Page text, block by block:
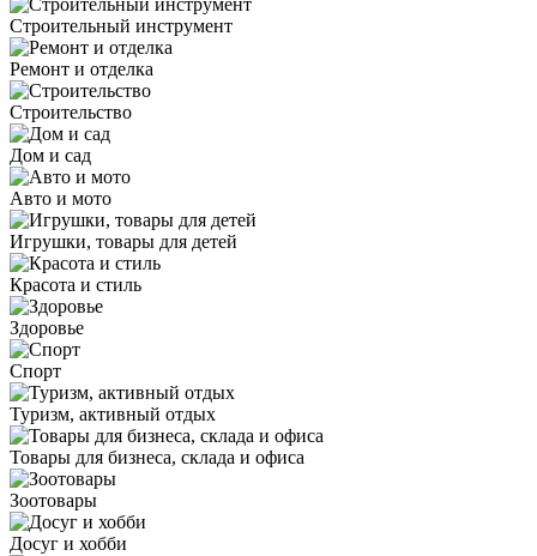
Строительный инструмент
Ремонт и отделка
Строительство
Дом и сад
Авто и мото
Игрушки, товары для детей
Красота и стиль
Здоровье
Спорт
Туризм, активный отдых
Товары для бизнеса, склада и офиса
Зоотовары
Досуг и хобби